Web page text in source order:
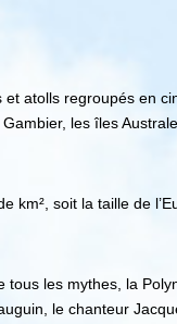
atolls regroupés en
les îles
km², soit la taille de
les mythes, la
le chanteur